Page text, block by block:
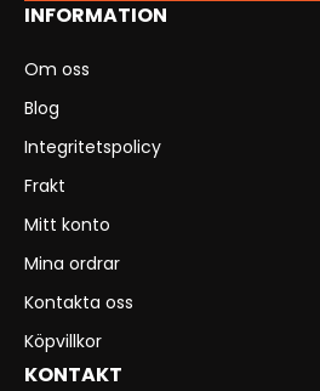
INFORMATION
Om oss
Blog
Integritetspolicy
Frakt
Mitt konto
Mina ordrar
Kontakta oss
Köpvillkor
KONTAKT